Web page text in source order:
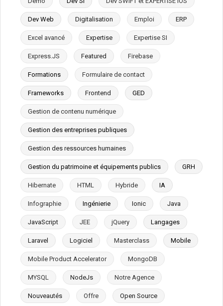
Dev Web Digitalisation Emploi ERP
Excel avancé Expertise Expertise SI
Express.JS Featured Firebase
Formations Formulaire de contact
Frameworks Frontend GED
Gestion de contenu numérique
Gestion des entreprises publiques
Gestion des ressources humaines
Gestion du patrimoine et équipements publics GRH
Hibernate HTML Hybride IA
Infographie Ingénierie Ionic Java
JavaScript JEE jQuery Langages
Laravel Logiciel Masterclass Mobile
Mobile Product Accelerator MongoDB
MYSQL NodeJs Notre Agence
Nouveautés Offre Open Source